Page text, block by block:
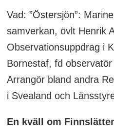
Vad: ”Östersjön”:
samverkan, övlt Henrik
Observationsuppdrag i
Bornestaf, fd
Arrangör bland andra
i Svealand och
En kväll om